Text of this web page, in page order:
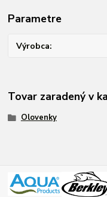
Parametre
Výrobca
Tovar zaradený v
Olovenky